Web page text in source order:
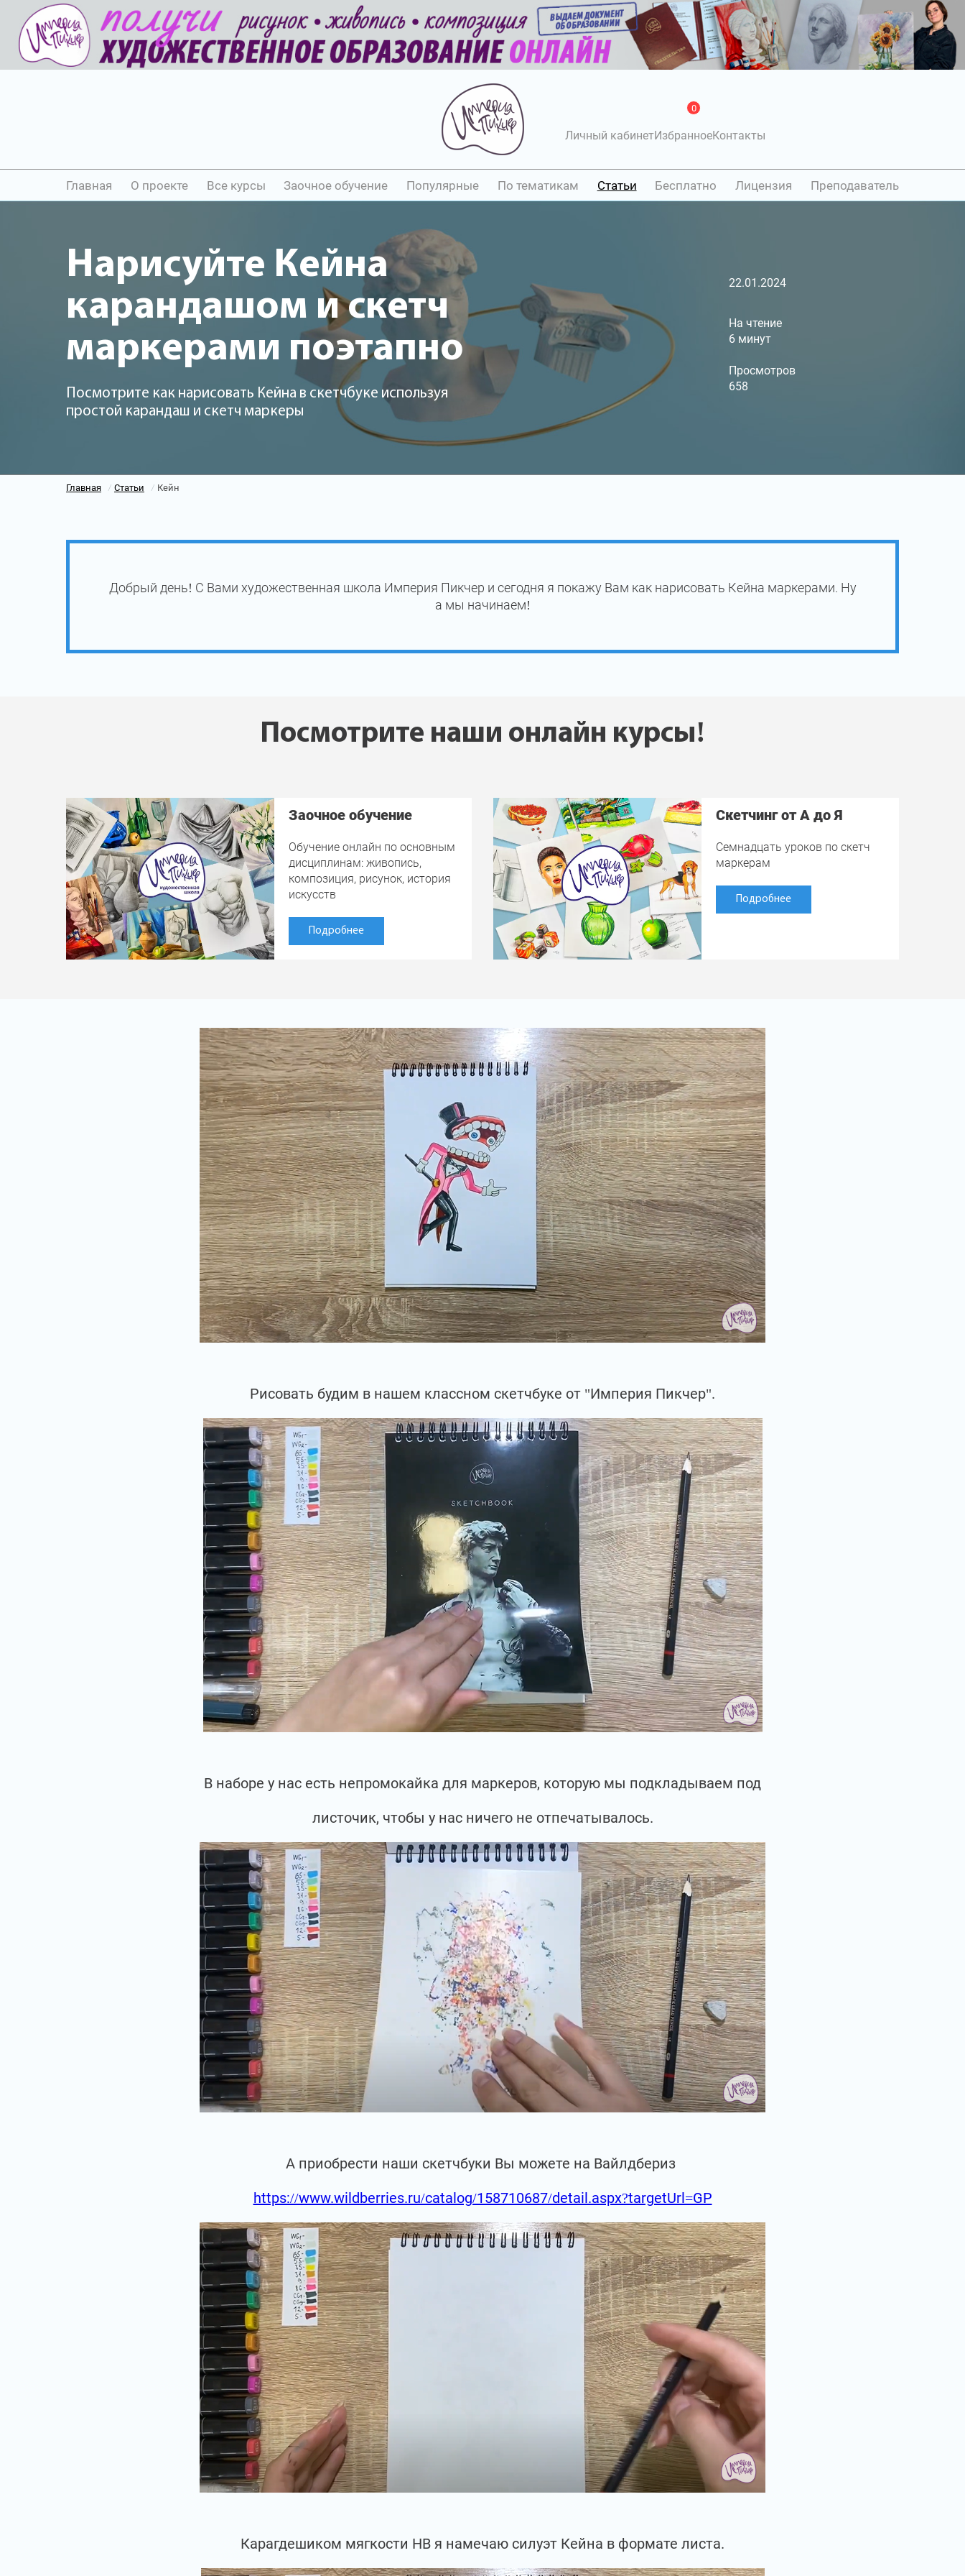
Личный кабинетИзбранное
0
Контакты
Главная О проекте Все курсы Заочное обучение Популярные По тематикам Статьи Бесплатно Лицензия Преподаватель
Нарисуйте Кейна
карандашом и скетч
маркерами поэтапно
Посмотрите как нарисовать Кейна в скетчбуке используя
простой карандаш и скетч маркеры
22.01.2024
На чтение
6 минут
Просмотров
658
Главная / Статьи / Кейн
Добрый день! С Вами художественная школа Империя Пикчер и сегодня я покажу Вам как нарисовать Кейна маркерами. Ну
а мы начинаем!
Посмотрите наши онлайн курсы!
Заочное обучение
Обучение онлайн по основным
дисциплинам: живопись,
композиция, рисунок, история
искусств
Подробнее
Скетчинг от А до Я
Семнадцать уроков по скетч
маркерам
Подробнее
Рисовать будим в нашем классном скетчбуке от "Империя Пикчер".
В наборе у нас есть непромокайка для маркеров, которую мы подкладываем под
листочик, чтобы у нас ничего не отпечатывалось.
А приобрести наши скетчбуки Вы можете на Вайлдбериз
https://www.wildberries.ru/catalog/158710687/detail.aspx?targetUrl=GP
Карагдешиком мягкости НВ я намечаю силуэт Кейна в формате листа.